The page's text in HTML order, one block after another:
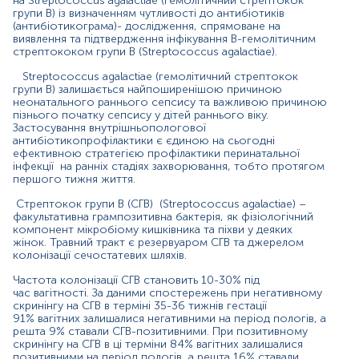
Відбір біоматеріалу проводиться до початку або через 14 днів
після закінчення курсу лікування антибактеріальними,
імунобіологічними, протигрибковими, противірусними
препаратами.
За 3 доби перед здачею аналізу виключити статеві контакти.
За 3 год утриматись від сечовипускання.
Для чоловіків додатково:Протягом 3-х діб перед забором
біоматеріалу утриматись від еякуляції (сім’явиверження),
виключити ванночки, застосування мазей.
Для жінок додатково:Біоматеріал не можна здавати під час
менструації (лише через 3 дні після її закінчення).
Протягом 3-х діб перед забором біоматеріалу виключити:
спринцювання, ванночки, застосування внутрішньо-вагінальних
свічок, мазей, тампонів, мануальне обстеження гінекологом,
трансвагінальне УЗД. Необхідно вказати адміністратору при
групи В) із визначенням чутливості до антибіотиків
(антибіотикограма)- дослідження, спрямоване на
виявлення та підтвердження інфікування В-гемолітичним
стрептококом групи В (Streptococcus agalactiae).
Streptococcus agalactiae (гемолітичний стрептокок
групи В) залишається найпоширенішою причиною
неонатального раннього сепсису та важливою причиною
пізнього початку сепсису у дітей раннього віку.
Застосування внутрішньопологової
антибіотикопрофілактики є єдиною на сьогодні
ефективною стратегією профілактики перинатальної
інфекції на ранніх стадіях захворювання, тобто протягом
першого тижня життя.
Стрептокок групи B (СГВ) (Streptococcus agalactiae) –
факультативна грампозитивна бактерія, як фізіологічний
компонент мікробіому кишківника та піхви у деяких
жінок. Травний тракт є резервуаром СГВ та джерелом
колонізації сечостатевих шляхів.
Частота колонізації СГВ становить 10-30% під
час вагітності. За даними спостережень при негативному
скринінгу на СГВ в терміні 35-36 тижнів гестації
91% вагітних залишалися негативними на період пологів, а
решта 9% ставали СГВ-позитивними. При позитивному
скринінгу на СГВ в ці терміни 84% вагітних залишалися